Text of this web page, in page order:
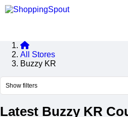
All Stores
Buzzy KR
Show filters
Latest Buzzy KR